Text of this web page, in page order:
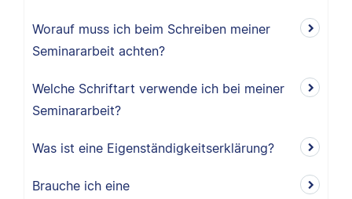
Worauf muss ich beim Schreiben meiner
Seminararbeit achten?
Welche Schriftart verwende ich bei meiner
Seminararbeit?
Was ist eine Eigenständigkeitserklärung?
Brauche ich eine